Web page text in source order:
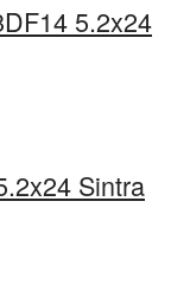
5.2x24
Sintra